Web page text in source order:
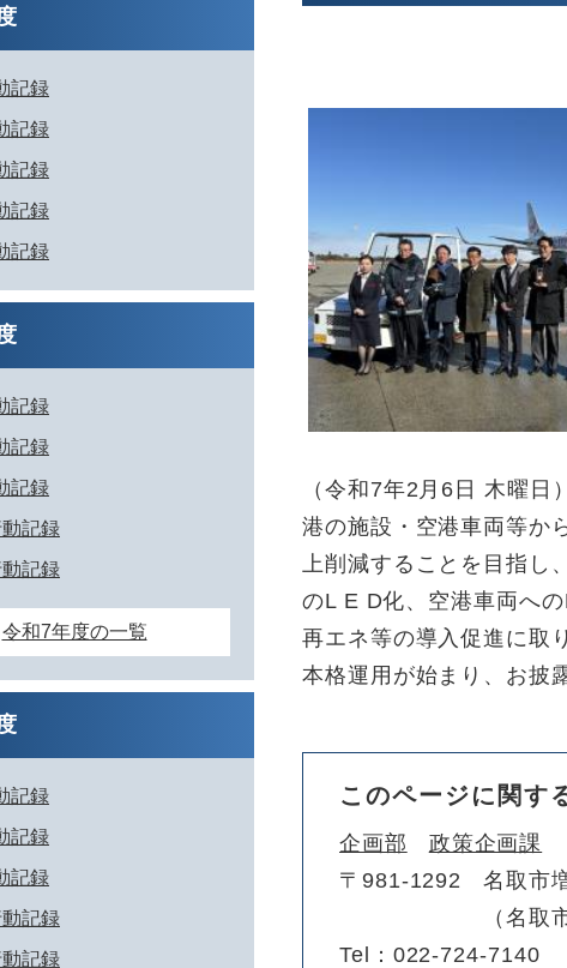
（令和7年2月6日 木曜
港の施設・空港車両等か
上削減することを目指し
のL E D化、空港車両へ
再エネ等の導入促進に取
本格運用が始まり、お披
このページに関す
企画部 政策企画課
〒981-1292
名取市
（名取
Tel：022-724-7140
記録
記録
記録
記録
記録
記録
記録
記録
記録
記録
令和7年度の一覧
記録
記録
記録
記録
記録